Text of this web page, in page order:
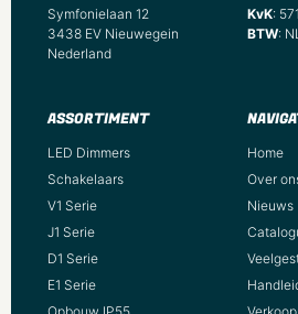
Symfonielaan 12
3438 EV Nieuwegein
Nederland
KvK:
BTW:
ASSORTIMENT
LED Dimmers
Schakelaars
V1 Serie
J1 Serie
D1 Serie
E1 Serie
Home
Over
Nieuws